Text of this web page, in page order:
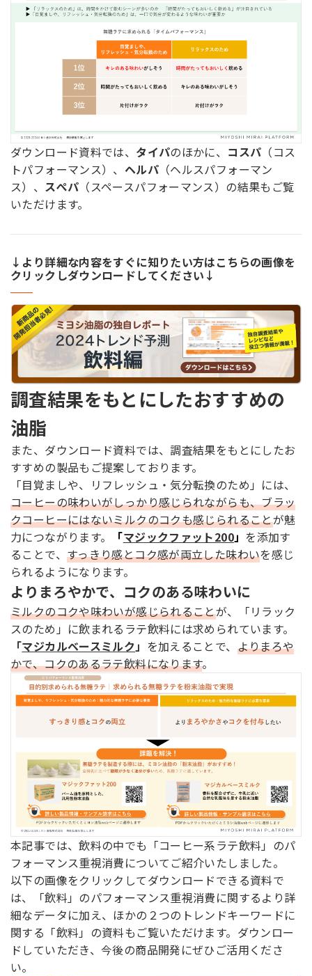
ダウンロード資料では、 タイパのほかに、 コスパ （コス
トパフォーマンス）、 ヘルパ（ヘルスパフォーマン
ス）、 スぺパ （スペースパフォーマンス）の結果もご覧
いただけます。
↓より詳細な内容をすぐに知りたい方はこちらの画像を
クリックしダウンロードしてください↓
調査結果をもとにしたおすすめの
油脂
また、ダウンロード資料では、調査結果をもとにしたお
すすめの製品もご提案しております。
「目覚ましや、リフレッシュ・気分転換のため」には、
コーヒーの味わいがしっかり感じられながらも、ブラッ
クコーヒーにはないミルクのコクも感じられることが魅
力につながります。
「マジックファット200」 を添加す
ることで、 すっきり感とコク感が両立した味わいを感じ
られるようになります。
よりまろやかで、コクのある味わいに
ミルクのコクや味わいが感じられることが、「リラック
スのため」に飲まれるラテ飲料には求められています。
「マジカルベースミルク」 を加えることで、 よりまろや
かで、コクのあるラテ飲料になります。
本記事では、飲料の中でも「コーヒー系ラテ飲料」のパ
フォーマンス重視消費についてご紹介いたしました。
以下の画像をクリックしてダウンロードできる資料で
は、「飲料」のパフォーマンス重視消費に関するより詳
細なデータに加え、ほかの２つのトレンドキーワードに
関する「飲料」の資料もご覧いただけます。ダウンロー
ドしていただき、今後の商品開発にぜひご活用くださ
い。